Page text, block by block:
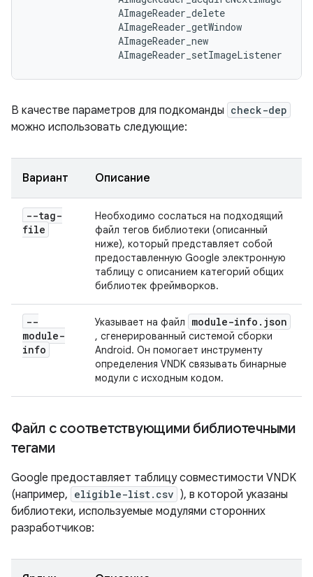
AImageReader_delete
AImageReader_getWindow
AImageReader_new
AImageReader_setImageListener
В качестве параметров для подкоманды check-dep
можно использовать следующие:
Вариант Описание
--tag-
file
Необходимо сослаться на подходящий
файл тегов библиотеки (описанный
ниже), который представляет собой
предоставленную Google электронную
таблицу с описанием категорий общих
библиотек фреймворков.
--
module-
info
Указывает на файл module-info . json
, сгенерированный системой сборки
Android. Он помогает инструменту
определения VNDK связывать бинарные
модули с исходным кодом.
Файл с соответствующими библиотечными
тегами
Google предоставляет таблицу совместимости VNDK
(например, eligible-list.csv ), в которой указаны
библиотеки, используемые модулями сторонних
разработчиков: